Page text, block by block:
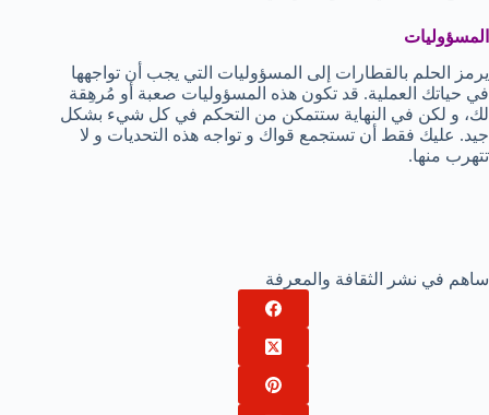
المسؤوليات
يرمز الحلم بالقطارات إلى المسؤوليات التي يجب أن تواجهها
في حياتك العملية. قد تكون هذه المسؤوليات صعبة أو مُرهِقة
لك، و لكن في النهاية ستتمكن من التحكم في كل شيء بشكل
جيد. عليك فقط أن تستجمع قواك و تواجه هذه التحديات و لا
تتهرب منها.
ساهم في نشر الثقافة والمعرفة